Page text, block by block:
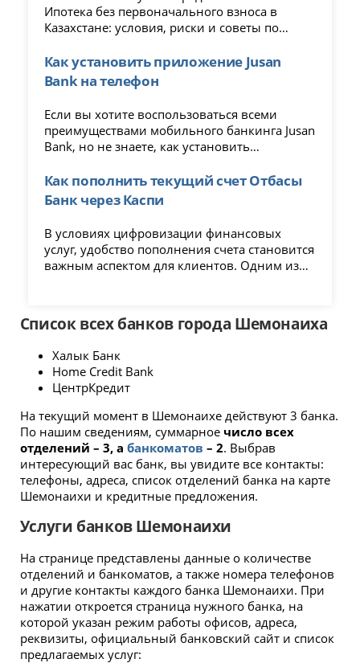
Ипотека без первоначального взноса в
Казахстане: условия, риски и советы по
Как установить приложение Jusan
Bank на телефон
Если вы хотите воспользоваться всеми
преимуществами мобильного банкинга Jusan
Bank, но не знаете, как установить
для вас. Мы подробно расскажем обо всех
этапах установки, чтобы вы смогли начать
пользоваться приложением с
минимальными усилиями.
Как пополнить текущий счет Отбасы
Банк через Каспи
В условиях цифровизации финансовых
услуг, удобство пополнения счета становится
важным аспектом для клиентов. Одним из
приложения Каспи, которое предлагает
простоту и скорость транзакций.
Список всех банков города Шемонаиха
Халык Банк
Home Credit Bank
ЦентрКредит
На текущий момент в Шемонаихе действуют 3 банка.
По нашим сведениям, суммарное число всех
отделений – 3, а банкоматов – 2. Выбрав
интересующий вас банк, вы увидите все контакты:
телефоны, адреса, список отделений банка на карте
Шемонаихи и кредитные предложения.
Услуги банков Шемонаихи
На странице представлены данные о количестве
отделений и банкоматов, а также номера телефонов
и другие контакты каждого банка Шемонаихи. При
нажатии откроется страница нужного банка, на
которой указан режим работы офисов, адреса,
реквизиты, официальный банковский сайт и список
предлагаемых услуг: